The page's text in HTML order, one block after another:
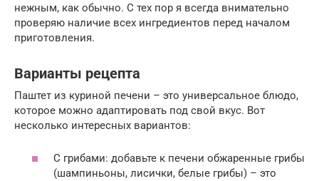
нежным, как обычно. С тех пор я всегда внимательно
проверяю наличие всех ингредиентов перед началом
приготовления.
Варианты рецепта
Паштет из куриной печени – это универсальное блюдо,
которое можно адаптировать под свой вкус. Вот
несколько интересных вариантов:
С грибами: добавьте к печени обжаренные грибы
(шампиньоны, лисички, белые грибы) – это